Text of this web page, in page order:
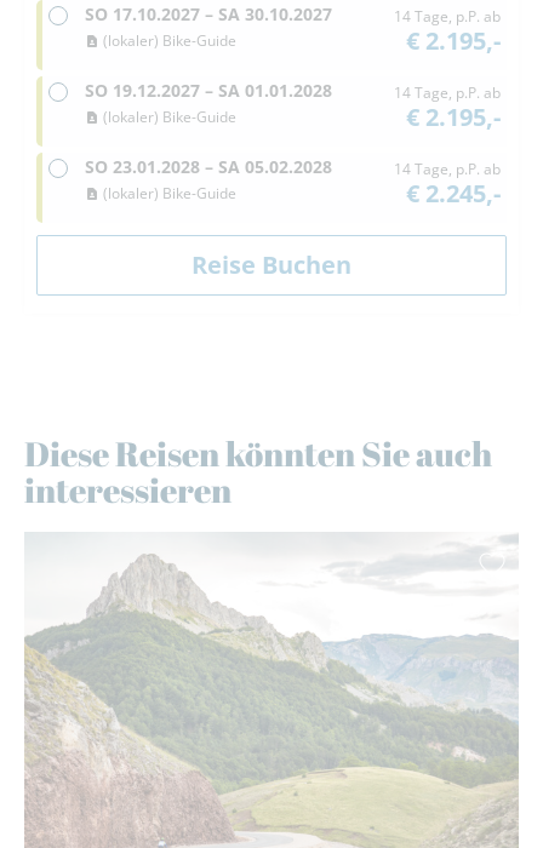
SO 17.10.2027 – SA 30.10.2027
(lokaler) Bike-Guide
14 Tage, p.P. ab
€ 2.195,-
SO 19.12.2027 – SA 01.01.2028
(lokaler) Bike-Guide
14 Tage, p.P. ab
€ 2.195,-
SO 23.01.2028 – SA 05.02.2028
(lokaler) Bike-Guide
14 Tage, p.P. ab
€ 2.245,-
Diese Reisen könnten Sie auch
interessieren